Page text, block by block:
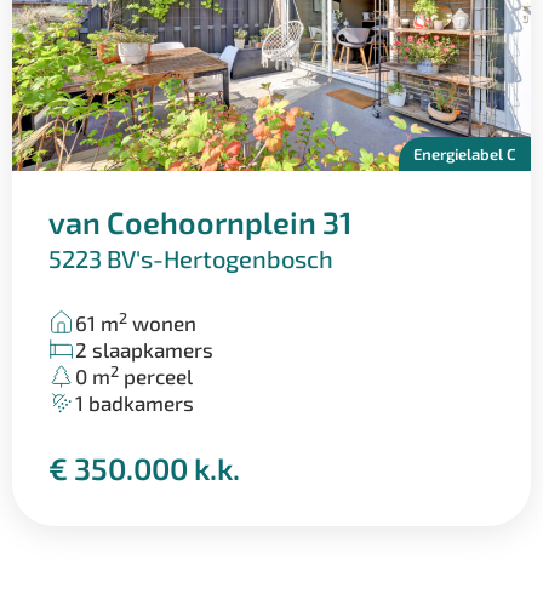
Energielabel C
van Coehoornplein 31
5223 BV's-Hertogenbosch
61 m2 wonen
2 slaapkamers
0 m2 perceel
1 badkamers
€ 350.000 k.k.